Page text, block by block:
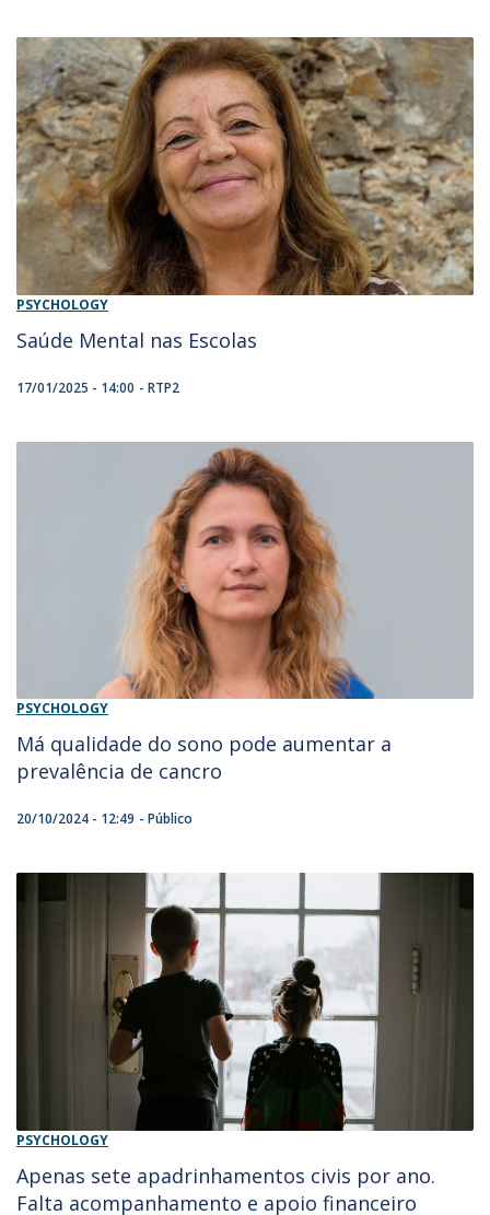
PSYCHOLOGY
Saúde Mental nas Escolas
17/01/2025 - 14:00 RTP2
PSYCHOLOGY
Má qualidade do sono pode aumentar a
prevalência de cancro
20/10/2024 - 12:49 Público
PSYCHOLOGY
Apenas sete apadrinhamentos civis por ano.
Falta acompanhamento e apoio financeiro